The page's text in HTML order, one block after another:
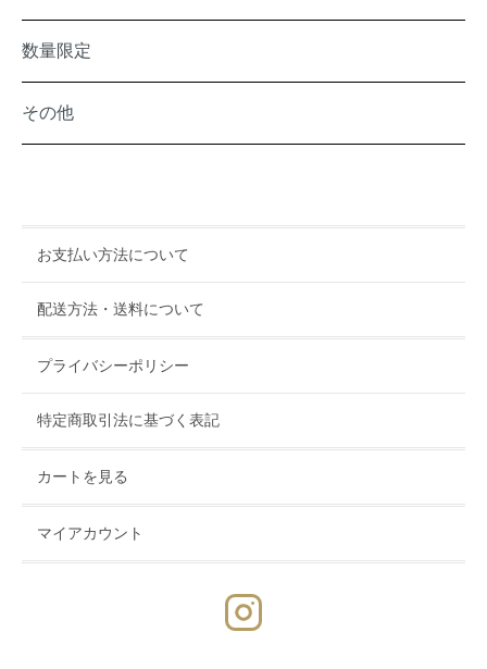
数量限定
その他
お支払い方法について
配送方法・送料について
プライバシーポリシー
特定商取引法に基づく表記
カートを見る
マイアカウント